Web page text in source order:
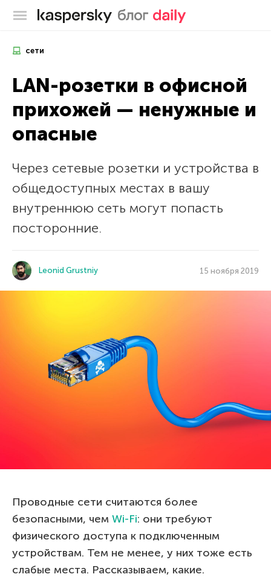
Блог Касперского
сети
LAN-розетки в офисной
прихожей — ненужные и
опасные
Через сетевые розетки и устройства в
общедоступных местах в вашу
внутреннюю сеть могут попасть
посторонние.
Leonid Grustniy 15 ноября 2019
Проводные сети считаются более
безопасными, чем Wi-Fi: они требуют
физического доступа к подключенным
устройствам. Тем не менее, у них тоже есть
слабые места. Рассказываем, какие.